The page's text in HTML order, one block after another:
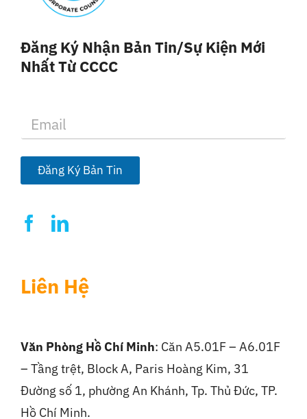
Đăng Ký Nhận Bản Tin/sự Kiện Mới
Nhất Từ CCCC
a
i
*
Đăng Ký Bản Tin
Liên Hệ
Văn Phòng Hồ Chí Minh: Căn A5.01F – A6.01F
– Tầng trệt, Block A, Paris Hoàng Kim, 31
Đường số 1, phường An Khánh, Tp. Thủ Đức, TP.
Hồ Chí Minh.